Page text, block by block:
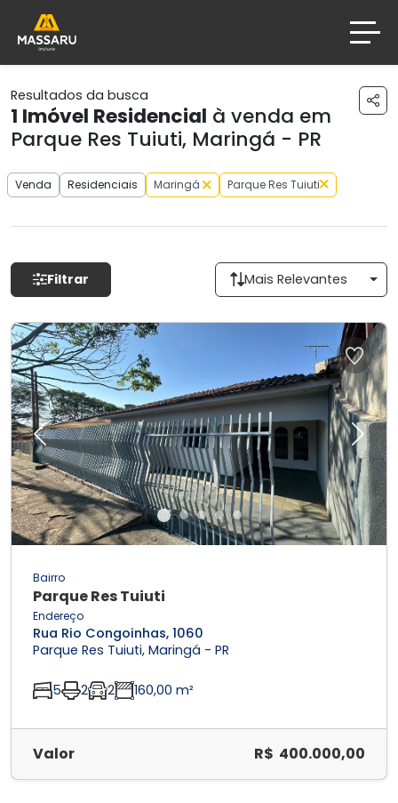
Resultados da busca
1 Imóvel Residencial à venda em
Parque Res Tuiuti, Maringá - PR
Venda Residenciais Maringá Parque Res Tuiuti
Filtrar Mais Relevantes
Previous Next
Bairro
Parque Res Tuiuti
Endereço
Rua Rio Congoinhas, 1060
Parque Res Tuiuti, Maringá - PR
5 2 2 160,00 m²
Valor R$ 400.000,00